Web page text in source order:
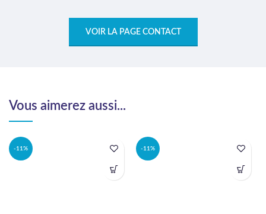
VOIR LA PAGE CONTACT
Vous aimerez aussi...
-11% -11%